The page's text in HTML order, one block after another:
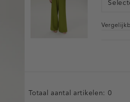
Totaal aantal artikelen: 0